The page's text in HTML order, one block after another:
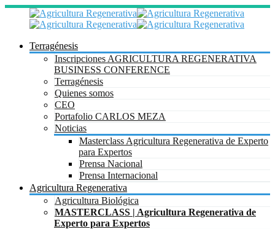
Terragénesis
Inscripciones AGRICULTURA REGENERATIVA
BUSINESS CONFERENCE
Terragénesis
Quienes somos
CEO
Portafolio CARLOS MEZA
Noticias
Masterclass Agricultura Regenerativa de Experto
para Expertos
Prensa Nacional
Prensa Internacional
Agricultura Regenerativa
Agricultura Biológica
MASTERCLASS | Agricultura Regenerativa de
Experto para Expertos